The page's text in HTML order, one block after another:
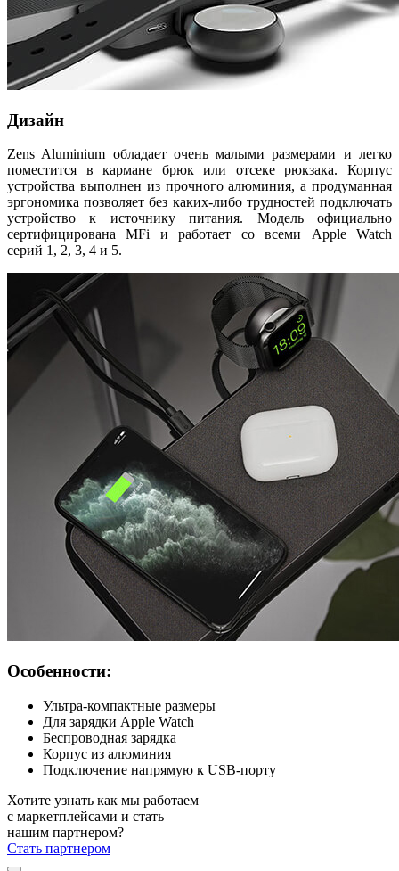
Дизайн
Zens Aluminium обладает очень малыми размерами и легко
поместится в кармане брюк или отсеке рюкзака. Корпус
устройства выполнен из прочного алюминия, а продуманная
эргономика позволяет без каких-либо трудностей подключать
устройство к источнику питания. Модель официально
сертифицирована MFi и работает со всеми Apple Watch
серий 1, 2, 3, 4 и 5.
Особенности:
Ультра-компактные размеры
Для зарядки Apple Watch
Беспроводная зарядка
Корпус из алюминия
Подключение напрямую к USB-порту
Хотите узнать как мы работаем
с маркетплейсами и стать
нашим партнером?
Стать партнером